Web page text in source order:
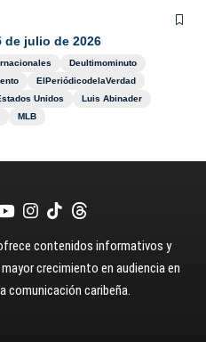
de julio de 2026
Deultimominuto
ElPeriódicodelaVerdad
Unidos
Luis Abinader
MLB
contenidos informativos y
crecimiento en audiencia en
comunicación caribeña.